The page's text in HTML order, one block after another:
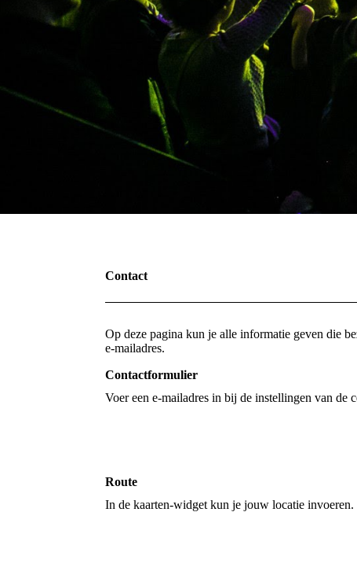
Contact
Op deze pagina kun je alle informatie geven die
e-mailadres.
Contactformulier
Voer een e-mailadres in bij de instellingen van
Route
In de kaarten-widget kun je jouw locatie